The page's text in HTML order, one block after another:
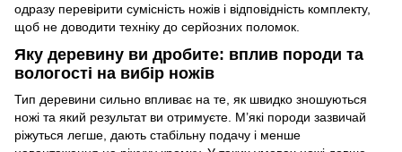
одразу перевірити сумісність ножів і відповідність комплекту,
щоб не доводити техніку до серйозних поломок.
Яку деревину ви дробите: вплив породи та
вологості на вибір ножів
Тип деревини сильно впливає на те, як швидко зношуються
ножі та який результат ви отримуєте. М’які породи зазвичай
ріжуться легше, дають стабільну подачу і менше